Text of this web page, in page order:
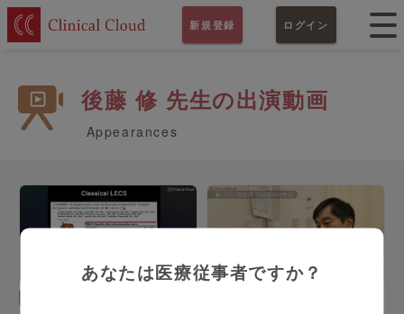
新規登録 ログイン
後藤 修 先生の出演動画
Appearances
14:03
あなたは医療従事者ですか？